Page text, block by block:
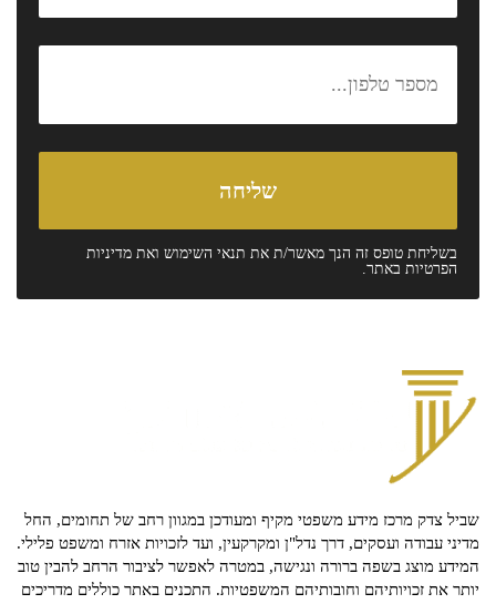
בשליחת טופס זה הנך מאשר/ת את תנאי השימוש ואת מדיניות
הפרטיות באתר.
שביל צדק מרכז מידע משפטי מקיף ומעודכן במגוון רחב של תחומים, החל
מדיני עבודה ועסקים, דרך נדל"ן ומקרקעין, ועד לזכויות אזרח ומשפט פלילי.
המידע מוצג בשפה ברורה ונגישה, במטרה לאפשר לציבור הרחב להבין טוב
יותר את זכויותיהם וחובותיהם המשפטיות. התכנים באתר כוללים מדריכים